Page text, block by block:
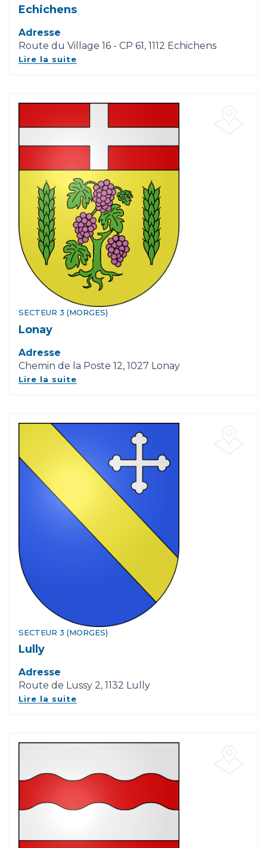
Echichens
Adresse
Route du Village 16 - CP 61, 1112 Echichens
Lire la suite
SECTEUR 3 (MORGES)
Lonay
Adresse
Chemin de la Poste 12, 1027 Lonay
Lire la suite
SECTEUR 3 (MORGES)
Lully
Adresse
Route de Lussy 2, 1132 Lully
Lire la suite